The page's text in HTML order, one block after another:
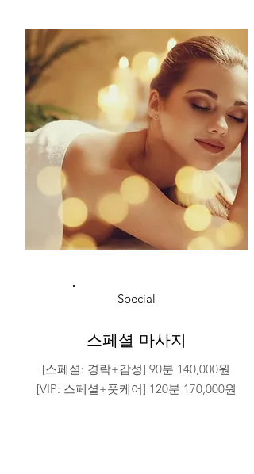
Special
​스페셜 마사지
[스페셜: 경락+감성] 90분 140,000원
[VIP: 스페셜+풋케어] 120분 170,000원